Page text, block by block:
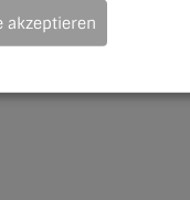
akzeptieren